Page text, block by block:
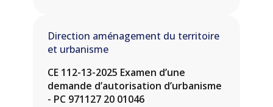
Direction aménagement du territoire
et urbanisme
CE 112-13-2025 Examen d’une
demande d’autorisation d’urbanisme
- PC 971127 20 01046